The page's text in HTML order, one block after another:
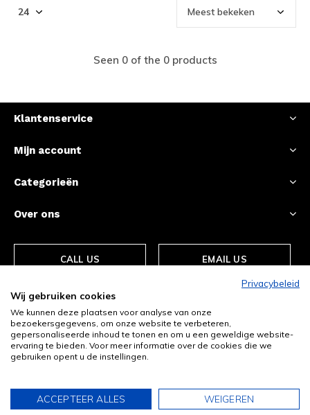
Seen 0 of the 0 products
Klantenservice
Mijn account
Categorieën
Over ons
CALL US EMAIL US
© Copyright2026- Theme ByDMWS-RSS-feed
Privacybeleid
Wij gebruiken cookies
We kunnen deze plaatsen voor analyse van onze
bezoekersgegevens, om onze website te verbeteren,
gepersonaliseerde inhoud te tonen en om u een geweldige website-
ervaring te bieden. Voor meer informatie over de cookies die we
gebruiken opent u de instellingen.
ACCEPTEER ALLES WEIGEREN